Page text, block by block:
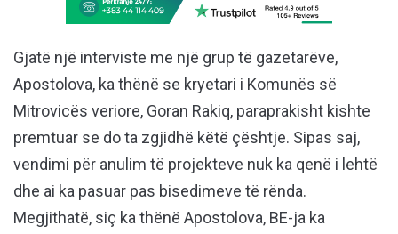
Gjatë një interviste me një grup të gazetarëve,
Apostolova, ka thënë se kryetari i Komunës së
Mitrovicës veriore, Goran Rakiq, paraprakisht kishte
premtuar se do ta zgjidhë këtë çështje. Sipas saj,
vendimi për anulim të projekteve nuk ka qenë i lehtë
dhe ai ka pasuar pas bisedimeve të rënda.
Megjithatë, siç ka thënë Apostolova, BE-ja ka